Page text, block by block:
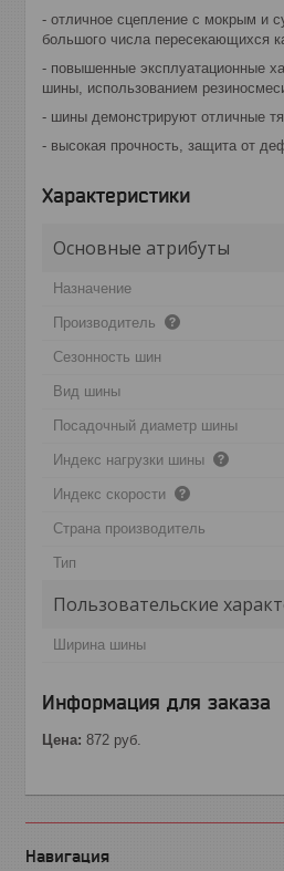
- отличное сцепление с мокрым и
большого числа пересекающихся
- повышенные эксплуатационные
шины, использованием
- шины демонстрируют отличные
- высокая прочность, защита от
Характеристики
Основные атрибуты
Назначение
Производитель
Сезонность шин
Вид шины
Посадочный диаметр шины
Индекс нагрузки шины
Индекс скорости
Страна производитель
Тип
Пользовательские
Ширина шины
Информация для заказа
Цена: 872 руб.
Навигация